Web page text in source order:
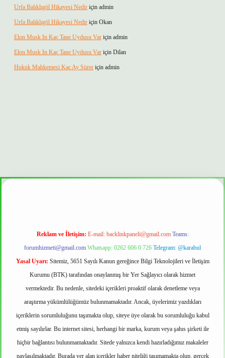
Urfa Balıklıgöl Hikayesi Nedir için admin
Urfa Balıklıgöl Hikayesi Nedir için Okan
Elon Musk In Kaç Tane Uydusu Var için admin
Elon Musk In Kaç Tane Uydusu Var için Dilan
Hukuk Mahkemesi Kaç Ay Sürer için admin
Reklam ve İletişim: E-mail: backlinkpaneli@gmail.com Teams:
forumhizmeti@gmail.com Whatsapp: 0262 606 0 726 Telegram: @karabul
Yasal Uyarı: Sitemiz, 5651 Sayılı Kanun gereğince Bilgi Teknolojileri ve İletişim
Kurumu (BTK) tarafından onaylanmış bir Yer Sağlayıcı olarak hizmet
vermektedir. Bu nedenle, sitedeki içerikleri proaktif olarak denetleme veya
araştırma yükümlülüğümüz bulunmamaktadır. Ancak, üyelerimiz yazdıkları
içeriklerin sorumluluğunu taşımakta olup, siteye üye olarak bu sorumluluğu kabul
etmiş sayılırlar. Bu internet sitesi, herhangi bir marka, kurum veya şahıs şirketi ile
hiçbir bağlantısı bulunmamaktadır. Sitede yalnızca kendi hazırladığımız makaleler
paylaşılmaktadır. Burada yer alan içerikler haber niteliği taşımamakta olup, gerçek